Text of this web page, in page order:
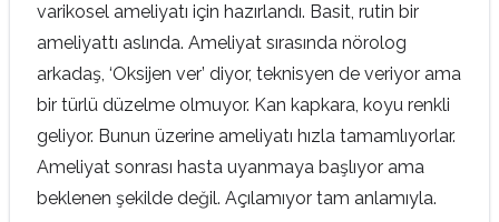
varikosel ameliyatı için hazırlandı. Basit, rutin bir
ameliyattı aslında. Ameliyat sırasında nörolog
arkadaş, ‘Oksijen ver’ diyor, teknisyen de veriyor ama
bir türlü düzelme olmuyor. Kan kapkara, koyu renkli
geliyor. Bunun üzerine ameliyatı hızla tamamlıyorlar.
Ameliyat sonrası hasta uyanmaya başlıyor ama
beklenen şekilde değil. Açılamıyor tam anlamıyla.